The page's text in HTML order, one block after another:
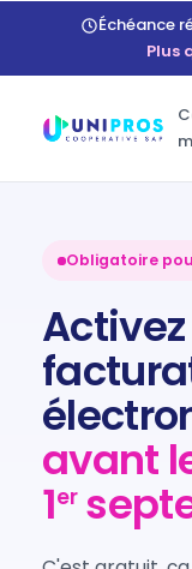
Échéance
Plus
Obligatoire
avant
1er